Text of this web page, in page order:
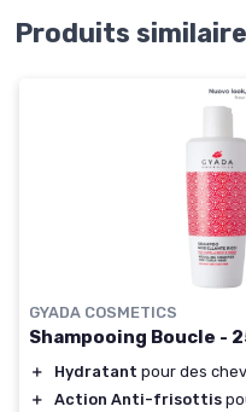
Produits
GYADA COSMETICS
Shampooing Boucle -
＋ Hydratant pour des
＋
Action Anti-frisottis